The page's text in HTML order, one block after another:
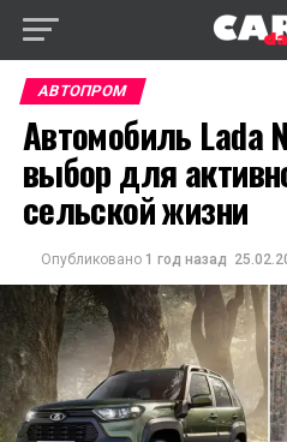
АВТОПРОМ
Автомобиль Lada
выбор для
сельской жизни
Опубликовано 1 год назад